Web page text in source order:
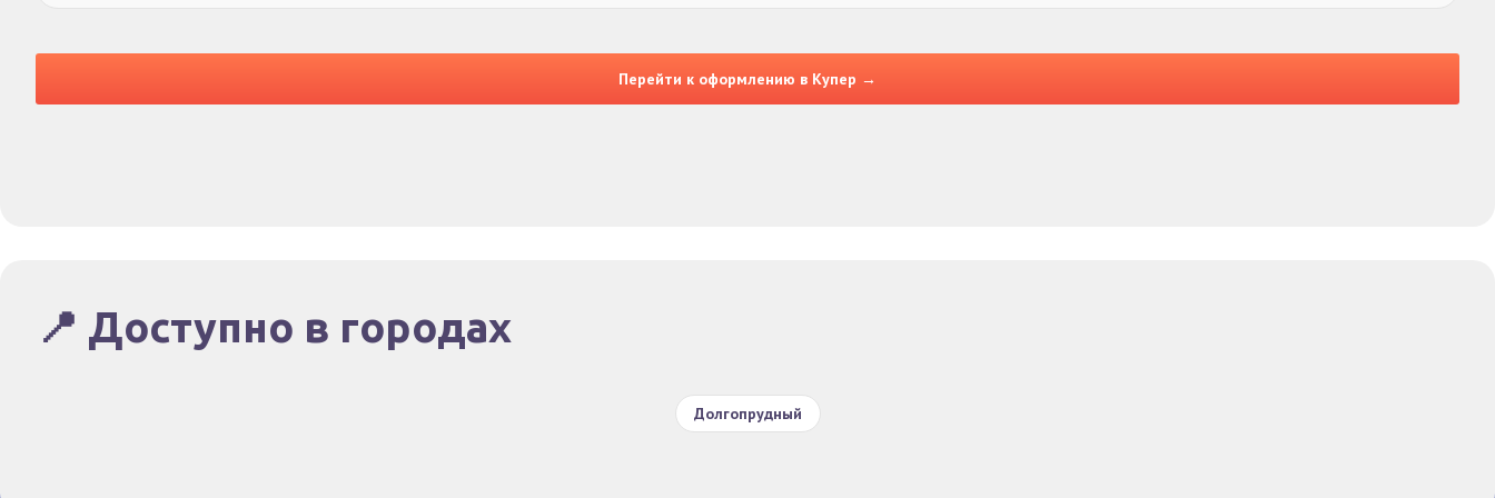
Перейти к оформлению в Купер →
📍 Доступно в городах
Долгопрудный